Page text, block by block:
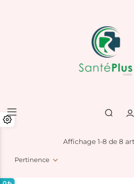
Pertinence
Affichage 1-8 de 8